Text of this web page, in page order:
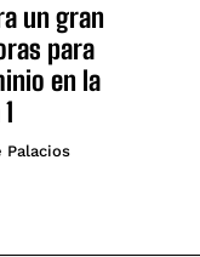
un gran
para
en la
Palacios